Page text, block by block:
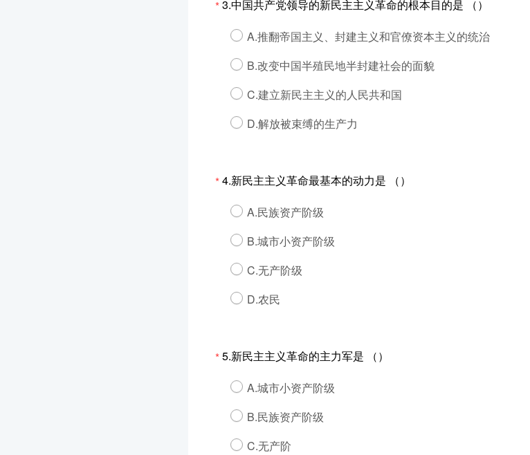
*3.中国共产党领导的新民主主义革命的根本目的是 （）
A.推翻帝国主义、封建主义和官僚资本主义的统治
B.改变中国半殖民地半封建社会的面貌
C.建立新民主主义的人民共和国
D.解放被束缚的生产力
*4.新民主主义革命最基本的动力是 （）
A.民族资产阶级
B.城市小资产阶级
C.无产阶级
D.农民
*5.新民主主义革命的主力军是 （）
A.城市小资产阶级
B.民族资产阶级
C.无产阶